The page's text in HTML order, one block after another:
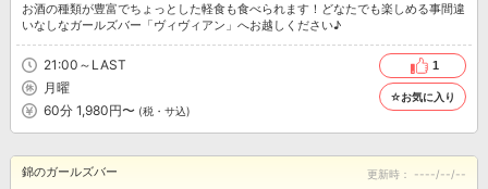
お酒の種類が豊富でちょっとした軽食も食べられます！どなたでも楽しめる事間違
いなしなガールズバー「ヴィヴィアン」へお越しください♪
21:00～LAST
月曜
60分 1,980円〜 (税・サ込)
1
☆お気に入り
錦のガールズバー 更新時： ----/--/--